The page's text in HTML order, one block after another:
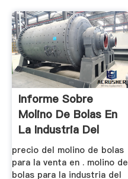
Informe Sobre
Molino De Bolas En
La Industria Del
Cemento
precio del molino de bolas
para la venta en . molino de
bolas para la industria del